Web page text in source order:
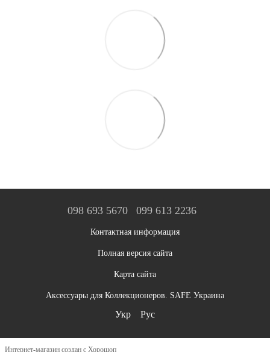
098 693 5670 099 613 2236
Контактная информация
Полная версия сайта
Карта сайта
Аксессуары для Коллекционеров. SAFE Украина
Укр Рус
Интернет-магазин создан с Хорошоп